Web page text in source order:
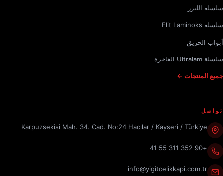
سلسلة الليزر
سلسلة Elit Laminoks
أبواب الحريق
سلسلة Ultralam الفاخرة
جميع المنتجات ←
تواصل
Karpuzsekisi Mah. 34. Cad. No:24 Hacılar / Kayseri / Türkiye
+90 352 311 55 41
info@yigitcelikkapi.com.tr